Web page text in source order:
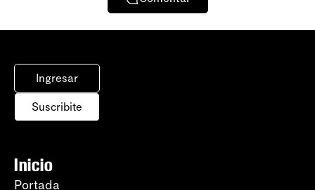
Ingresar
Suscribite
Inicio
Portada